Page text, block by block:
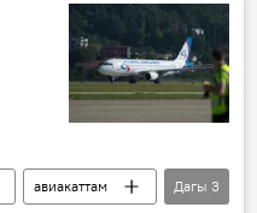
авиакаттам
Дагы 3